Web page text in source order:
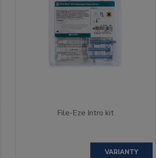
File-Eze Intro kit
VARIANTY